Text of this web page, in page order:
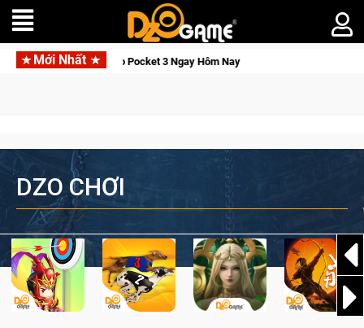
Mới Nhất
Pocket 3 Ngay Hôm Nay Lineage W – Quyền lực và tài
DZO CHƠI